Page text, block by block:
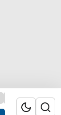
Przemysł 4.0